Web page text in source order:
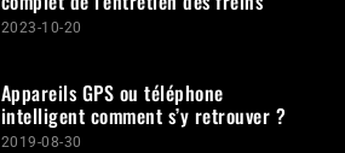
2023-10-20
Appareils GPS ou téléphone
intelligent comment s’y retrouver ?
2019-08-30